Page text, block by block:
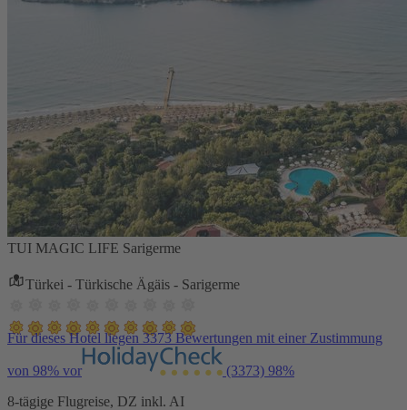
TUI MAGIC LIFE Sarigerme
Türkei - Türkische Ägäis - Sarigerme
Für dieses Hotel liegen 3373 Bewertungen mit einer Zustimmung
von 98% vor (3373) 98%
8-tägige Flugreise, DZ inkl. AI